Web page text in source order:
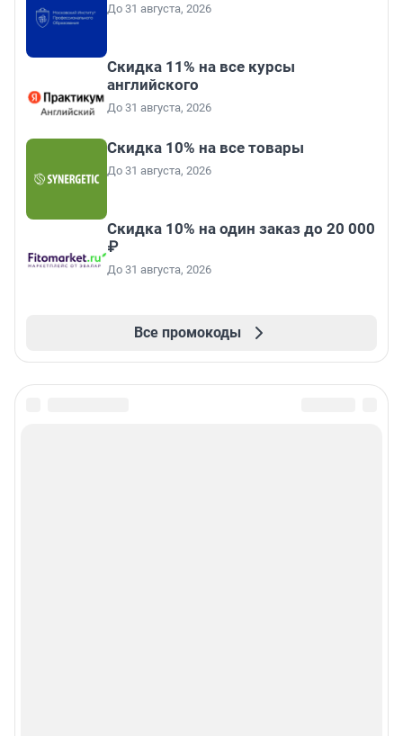
До 31 августа, 2026
Скидка 11% на все курсы
английского
До 31 августа, 2026
Скидка 10% на все товары
До 31 августа, 2026
Скидка 10% на один заказ до 20 000
₽
До 31 августа, 2026
Все промокоды